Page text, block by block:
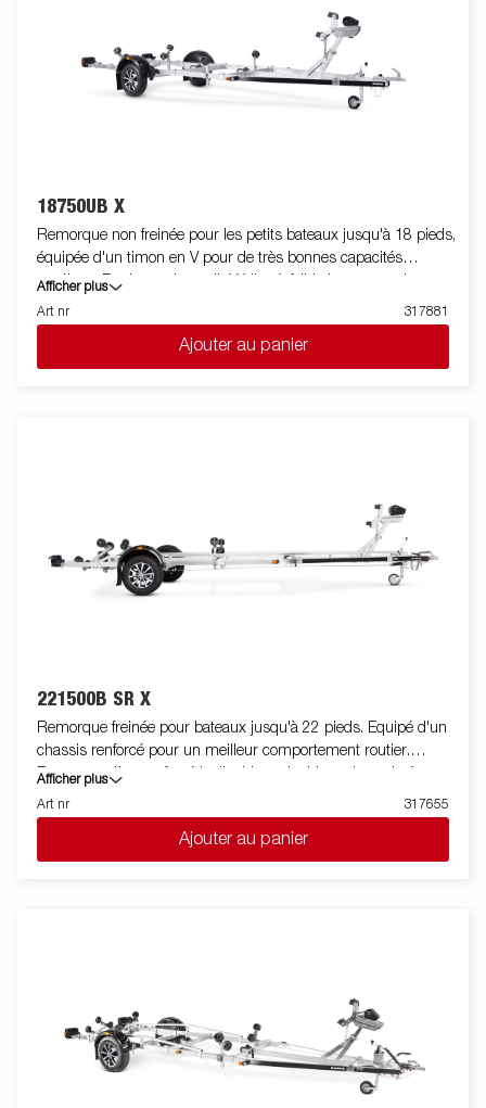
équipée d'une chaine de sécurité supplémentaire pour
sécuriser votre bateau sur la remorque lors du transport. Les
feux télescopiques réglables facilitent l'utilisation de la remorque
pour bateau, offrant une plus grande flexibilité, commodité et
sécurité sur la route. L'ensemble de feu est entièrement
18750UB X
Remorque non freinée pour les petits bateaux jusqu'à 18 pieds,
équipée d'un timon en V pour de très bonnes capacités
routières. Rouleaux de qualité X-line à faible impact sur la
coque du bateau. Berceau arrière inclinable et doubles rouleaux
latéraux réglables pour une adaptation facile à votre bateau.
Châssis galvanisé à chaud pour une longue durée de vie. Le
faisceau est intégré et protégé dans le châssis de la remorque.
pour bateau, offrant une plus grande flexibilité, commodité et
sécurité sur la route. L'ensemble de feu est entièrement
étanche, y compris le connecteur et le faiceau. La remorque à
bateau en photo peut être équipée en option.
Afficher plus
Art nr
317881
Ajouter au panier
221500B SR X
Remorque freinée pour bateaux jusqu'à 22 pieds. Equipé d'un
chassis renforcé pour un meilleur comportement routier.
Berceau arrière renforcé inclinable et double rouleaux latéraux
réglables de haute qualité pour s'adapter facilement à votre
bateau. Chassis galvanisé à chaud pour une meilleure
protection et durée de vie de votre remorque. Les faisceaux
électriques sont entièrement dissimulés et protégés dans le
remorque en toute sécurité. Les feux télescopiques réglables
facilitent l'utilisation de la remorque pour bateau, offrant une
plus grande flexibilité, commodité et sécurité sur la route.
L'ensemble de feu est entièrement étanche, y compris le
connecteur et le faiceau. Les images sont fournies à titre
Afficher plus
Art nr
317655
Ajouter au panier